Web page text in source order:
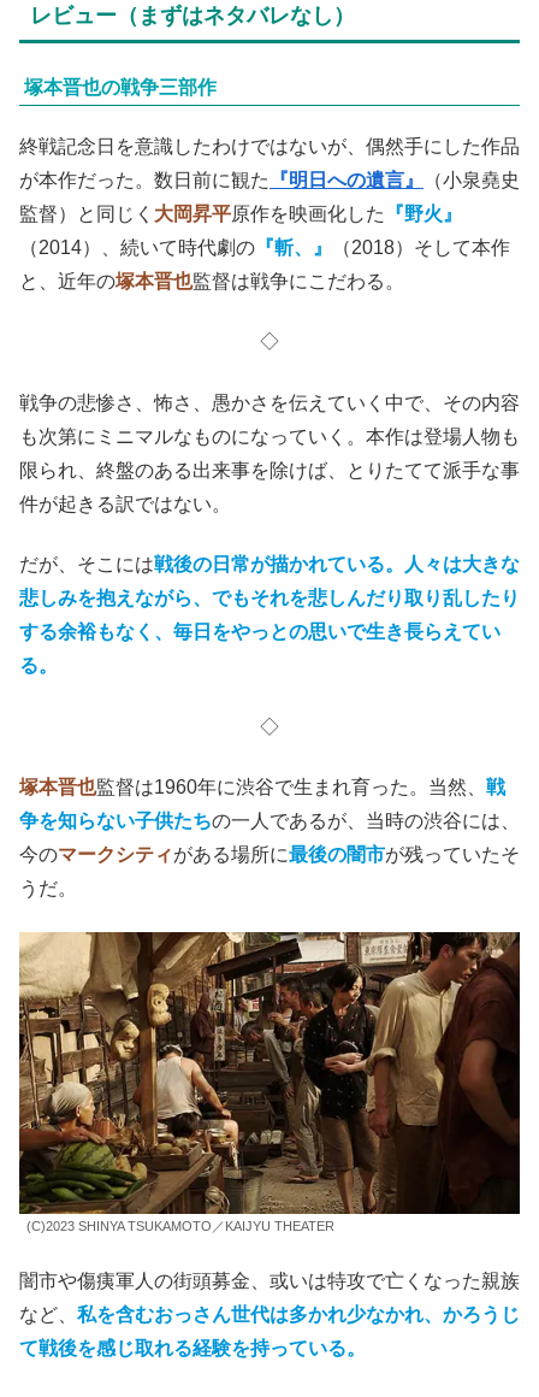
レビュー（まずはネタバレなし）
塚本晋也の戦争三部作
終戦記念日を意識したわけではないが、偶然手にした作品
が本作だった。数日前に観た
『明日への遺言』
（小泉堯史
監督）と同じく 大岡昇平原作を映画化した
『野火』
（2014）、続いて時代劇の 『斬、』
（2018）そして本作
と、近年の塚本晋也監督は戦争にこだわる。
◇
戦争の悲惨さ、怖さ、愚かさを伝えていく中で、その内容
も次第にミニマルなものになっていく。本作は登場人物も
限られ、終盤のある出来事を除けば、とりたてて派手な事
件が起きる訳ではない。
だが、そこには戦後の日常が描かれている。人々は大きな
悲しみを抱えながら、でもそれを悲しんだり取り乱したり
する余裕もなく、毎日をやっとの思いで生き長らえてい
る。
◇
塚本晋也監督は1960年に渋谷で生まれ育った。当然、 戦
争を知らない子供たちの一人であるが、当時の渋谷には、
今のマークシティがある場所に最後の闇市が残っていたそ
うだ。
(C)2023 SHINYA TSUKAMOTO／KAIJYU THEATER
闇市や傷痍軍人の街頭募金、或いは特攻で亡くなった親族
など、 私を含むおっさん世代は多かれ少なかれ、かろうじ
て戦後を感じ取れる経験を持っている。